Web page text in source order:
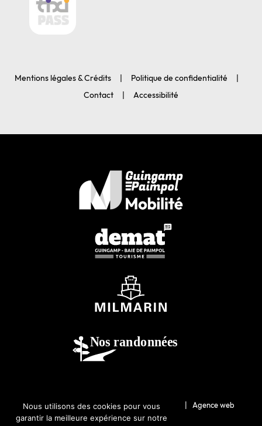
Mentions légales & Crédits
Politique de confidentialité
Contact
Accessibilité
© 2026-Guingamp-Paimpol Agglomération | Agence web
Lannion : Coqueliko
Nous utilisons des cookies pour vous
garantir la meilleure expérience sur notre